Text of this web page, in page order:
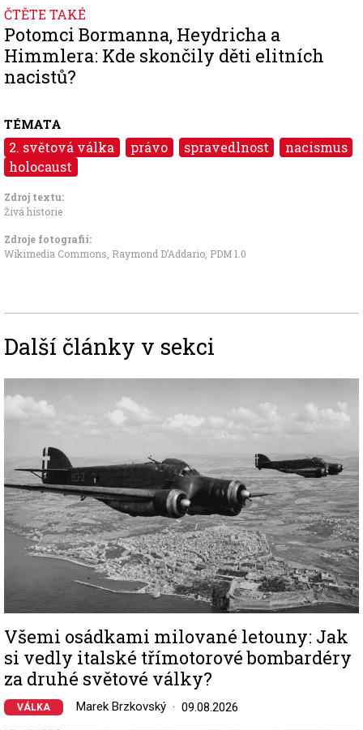
ČTĚTE TAKÉ
Potomci Bormanna, Heydricha a
Himmlera: Kde skončily děti elitních
nacistů?
TÉMATA
2. světová válka právo spravedlnost
nacismus
holocaust
Zdroj textu:
Živá historie
Zdroje fotografii:
Wikimedia Commons, Raymond D’Addario PDM 1.0
Další články v sekci
Všemi osádkami milované letouny: Jak
si vedly italské třímotorové bombardéry
za druhé světové války?
VÁLKA Marek Brzkovský 09.08.2026